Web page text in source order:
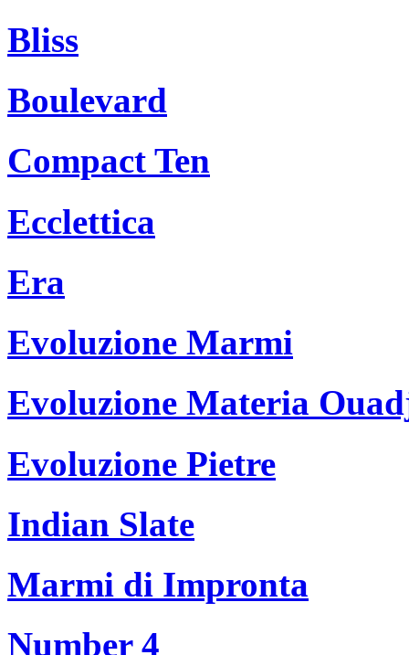
Bliss
Boulevard
Compact Ten
Ecclettica
Era
Evoluzione Marmi
Evoluzione Materia
Evoluzione Pietre
Indian Slate
Marmi di Impronta
Number 4